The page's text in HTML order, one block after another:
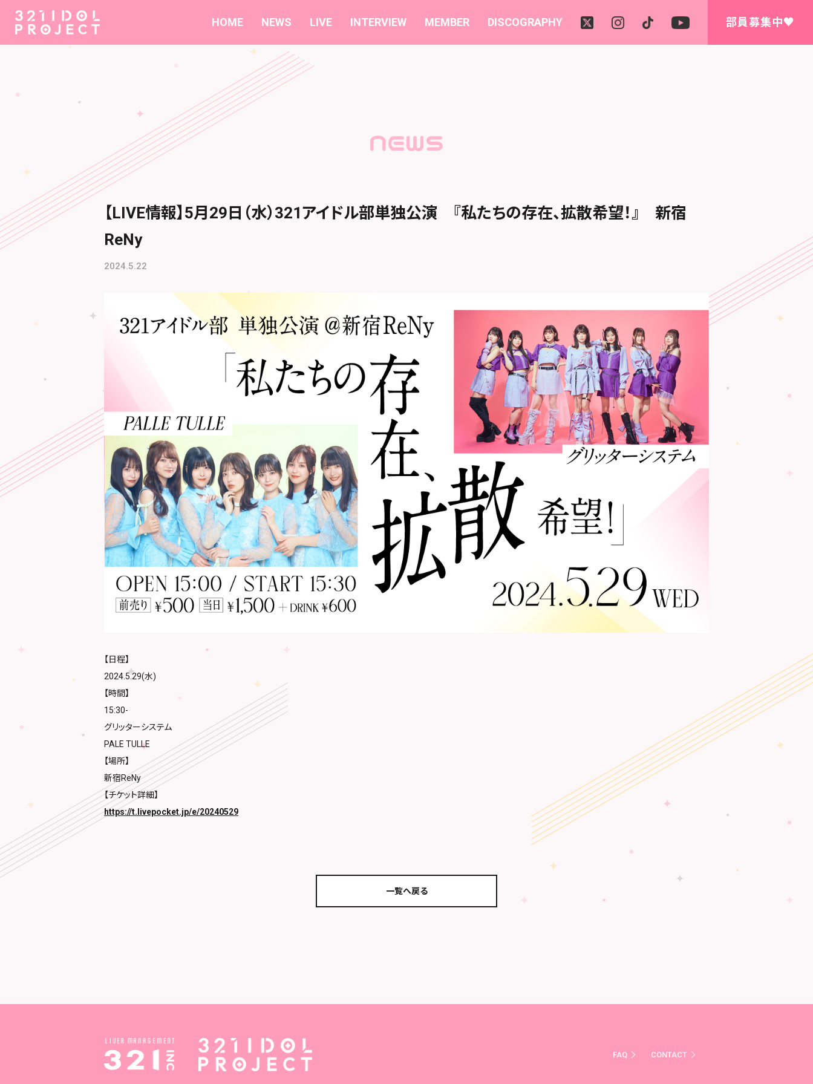
HOME NEWS LIVE INTERVIEW MEMBER DISCOGRAPHY 部員募集中♥
【LIVE情報】5月29日（水）321アイドル部単独公演 『私たちの存在、拡散希望！』 新宿
ReNy
2024.5.22
【日程】
2024.5.29(水)
【時間】
15:30-
グリッターシステム
PALE TULLE
【場所】
新宿ReNy
【チケット詳細】
https://t.livepocket.jp/e/20240529
一覧へ戻る
FAQ CONTACT